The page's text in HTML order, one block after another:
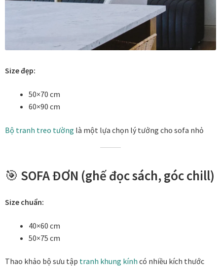
Size đẹp:
50×70 cm
60×90 cm
Bộ tranh treo tường là một lựa chọn lý tưởng cho sofa nhỏ
🎯 SOFA ĐƠN (ghế đọc sách, góc chill)
Size chuẩn:
40×60 cm
50×75 cm
Thao khảo bộ sưu tập tranh khung kính có nhiều kích thước